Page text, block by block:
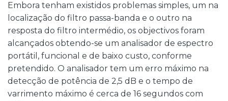
Embora tenham existidos problemas simples, um na
localização do filtro passa-banda e o outro na
resposta do filtro intermédio, os objectivos foram
alcançados obtendo-se um analisador de espectro
portátil, funcional e de baixo custo, conforme
pretendido. O analisador tem um erro máximo na
detecção de potência de 2,5 dB e o tempo de
varrimento máximo é cerca de 16 segundos com